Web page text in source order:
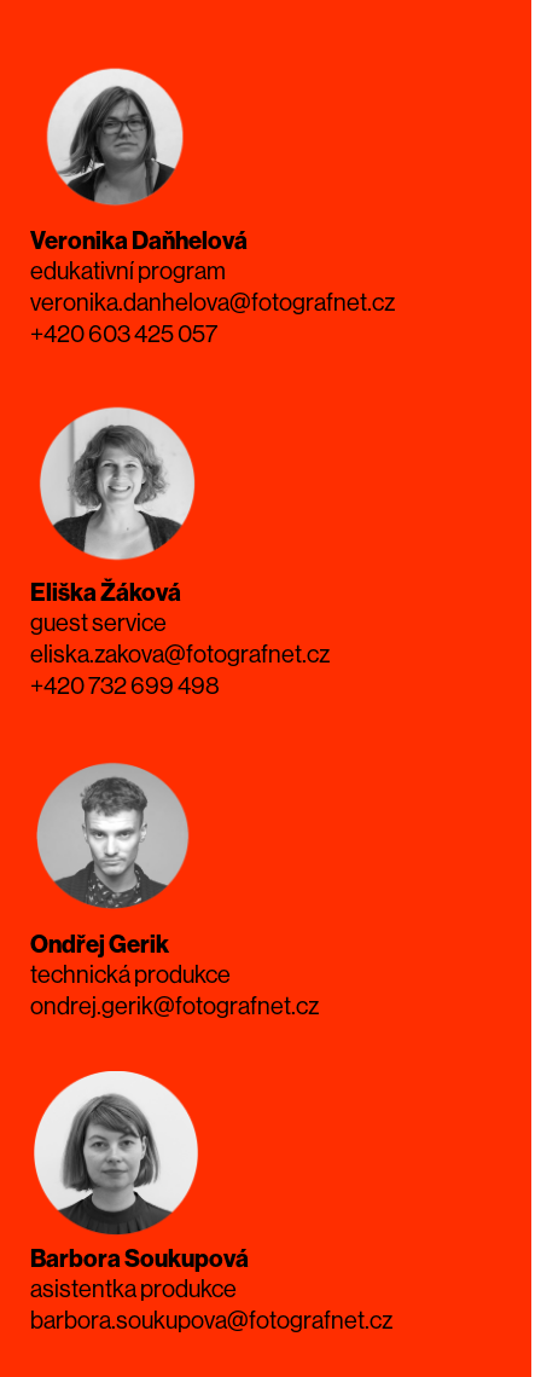
Veronika Daňhelová
edukativní program
veronika.danhelova@fotografnet.cz
+420 603 425 057
Eliška Žáková
guest service
eliska.zakova@fotografnet.cz
+420 732 699 498
Ondřej Gerik
technická produkce
ondrej.gerik@fotografnet.cz
Barbora Soukupová
asistentka produkce
barbora.soukupova@fotografnet.cz